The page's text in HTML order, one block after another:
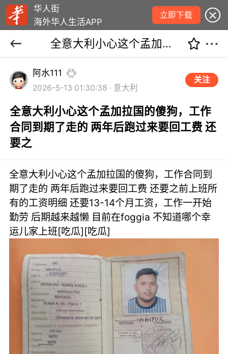
华人街
海外华人生活APP
立即下载
全意大利小心这个孟加拉国的傻狗，工作合同到期了走的 两年后跑过来要回工费 还要之
阿水111
2026-5-13 01:30:38 · 意大利
关注
全意大利小心这个孟加拉国的傻狗，工作
合同到期了走的 两年后跑过来要回工费 还
要之
全意大利小心这个孟加拉国的傻狗，工作合同到
期了走的 两年后跑过来要回工费 还要之前上班所
有的工资明细 还要13-14个月工资，工作一开始
勤劳 后期越来越懒 目前在foggia 不知道哪个幸
运儿家上班[吃瓜][吃瓜]